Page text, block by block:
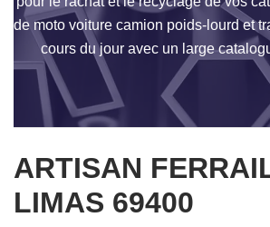
de moto voiture camion poids-lourd et
cours du jour avec un large
ARTISAN
LIMAS 69400